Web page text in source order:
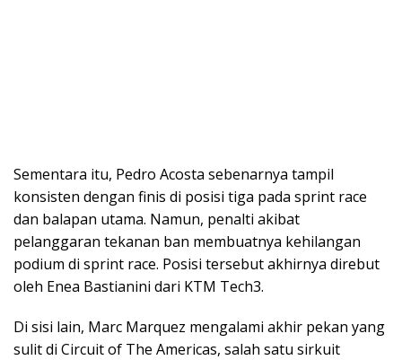
Sementara itu, Pedro Acosta sebenarnya tampil
konsisten dengan finis di posisi tiga pada sprint race
dan balapan utama. Namun, penalti akibat
pelanggaran tekanan ban membuatnya kehilangan
podium di sprint race. Posisi tersebut akhirnya direbut
oleh Enea Bastianini dari KTM Tech3.
Di sisi lain, Marc Marquez mengalami akhir pekan yang
sulit di Circuit of The Americas, salah satu sirkuit